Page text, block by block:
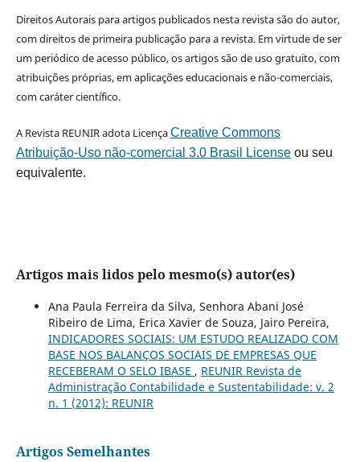
Direitos Autorais para artigos publicados nesta revista são do autor,
com direitos de primeira publicação para a revista. Em virtude de ser
um periódico de acesso público, os artigos são de uso gratuito, com
atribuições próprias, em aplicações educacionais e não-comerciais,
com caráter científico.
A Revista REUNIR adota LicençaCreative Commons
Atribuição-Uso não-comercial 3.0 Brasil Licenseou seu
equivalente.
Artigos mais lidos pelo mesmo(s) autor(es)
Ana Paula Ferreira da Silva, Senhora Abani José
Ribeiro de Lima, Erica Xavier de Souza, Jairo Pereira,
INDICADORES SOCIAIS: UM ESTUDO REALIZADO COM
BASE NOS BALANÇOS SOCIAIS DE EMPRESAS QUE
RECEBERAM O SELO IBASE , REUNIR Revista de
Administração Contabilidade e Sustentabilidade: v. 2
n. 1 (2012): REUNIR
Artigos Semelhantes